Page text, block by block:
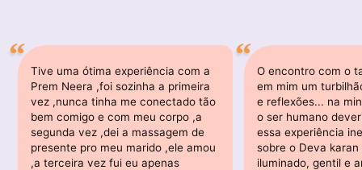
Tive uma ótima experiência com a
Prem Neera ,foi sozinha a primeira
vez ,nunca tinha me conectado tão
bem comigo e com meu corpo ,a
segunda vez ,dei a massagem de
presente pro meu marido ,ele amou
,a terceira vez fui eu apenas
O encontro com o
em mim um
e reflexões... na
o ser humano
essa experiência
sobre o Deva karan
iluminado, gentil e